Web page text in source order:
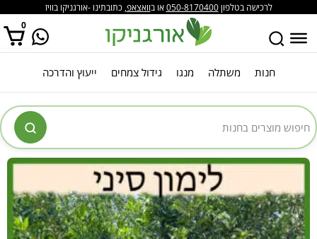
לרכישה בטלפון050-8170400או בוואצאפ, כתובתינו -אורגניקו בוויז
0
אין מוצרים בסל הקניות. חנות משתלה מנגו גידול צמחים ייעוץ והדרכה